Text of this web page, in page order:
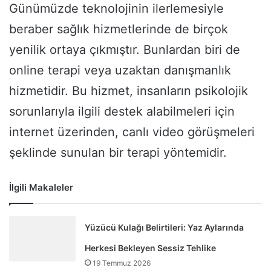
Günümüzde teknolojinin ilerlemesiyle
beraber sağlık hizmetlerinde de birçok
yenilik ortaya çıkmıştır. Bunlardan biri de
online terapi veya uzaktan danışmanlık
hizmetidir. Bu hizmet, insanların psikolojik
sorunlarıyla ilgili destek alabilmeleri için
internet üzerinden, canlı video görüşmeleri
şeklinde sunulan bir terapi yöntemidir.
İlgili Makaleler
Yüzücü Kulağı Belirtileri: Yaz Aylarında
Herkesi Bekleyen Sessiz Tehlike
19 Temmuz 2026